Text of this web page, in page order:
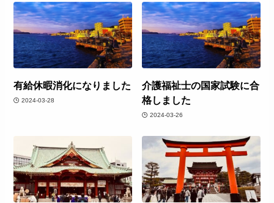
有給休暇消化になりました
2024-03-28
介護福祉士の国家試験に合
格しました
2024-03-26